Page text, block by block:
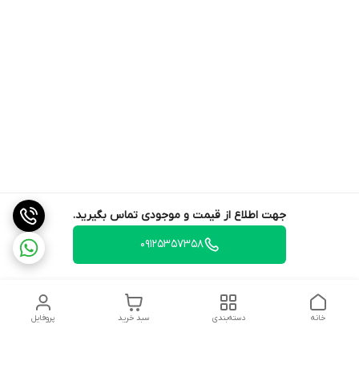
جهت اطلاع از قیمت و موجودی تماس بگیرید.
09125357358
پروفایل سبد خرید دسته‌بندی خانه